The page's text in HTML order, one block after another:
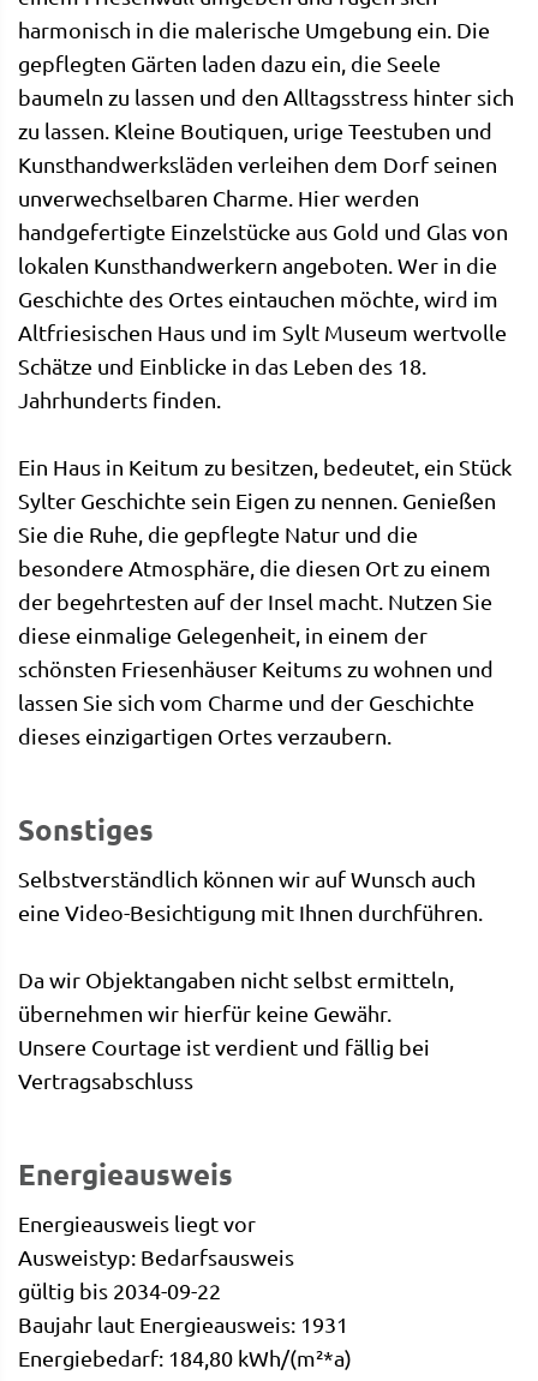
harmonisch in die malerische Umgebung ein. Die
gepflegten Gärten laden dazu ein, die Seele
baumeln zu lassen und den Alltagsstress hinter sich
zu lassen. Kleine Boutiquen, urige Teestuben und
Kunsthandwerksläden verleihen dem Dorf seinen
unverwechselbaren Charme. Hier werden
handgefertigte Einzelstücke aus Gold und Glas von
lokalen Kunsthandwerkern angeboten. Wer in die
Geschichte des Ortes eintauchen möchte, wird im
Altfriesischen Haus und im Sylt Museum wertvolle
Schätze und Einblicke in das Leben des 18.
Jahrhunderts finden.
Ein Haus in Keitum zu besitzen, bedeutet, ein Stück
Sylter Geschichte sein Eigen zu nennen. Genießen
Sie die Ruhe, die gepflegte Natur und die
besondere Atmosphäre, die diesen Ort zu einem
der begehrtesten auf der Insel macht. Nutzen Sie
diese einmalige Gelegenheit, in einem der
schönsten Friesenhäuser Keitums zu wohnen und
lassen Sie sich vom Charme und der Geschichte
dieses einzigartigen Ortes verzaubern.
Sonstiges
Selbstverständlich können wir auf Wunsch auch
eine Video-Besichtigung mit Ihnen durchführen.
Da wir Objektangaben nicht selbst ermitteln,
übernehmen wir hierfür keine Gewähr.
Unsere Courtage ist verdient und fällig bei
Vertragsabschluss
Energieausweis
Energieausweis liegt vor
Ausweistyp: Bedarfsausweis
gültig bis 2034-09-22
Baujahr laut Energieausweis: 1931
Energiebedarf: 184,80 kWh/(m²*a)